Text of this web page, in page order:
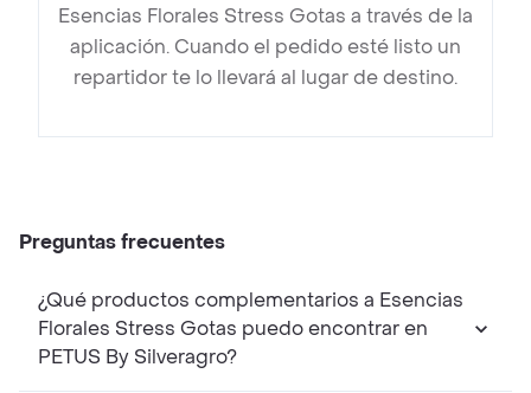
Esencias Florales Stress Gotas a través de la
aplicación. Cuando el pedido esté listo un
repartidor te lo llevará al lugar de destino.
Preguntas frecuentes
¿Qué productos complementarios a Esencias
Florales Stress Gotas puedo encontrar en
PETUS By Silveragro?